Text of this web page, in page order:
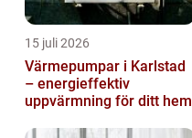
15 juli 2026
Värmepumpar i Karlstad
– energieffektiv
uppvärmning för ditt hem